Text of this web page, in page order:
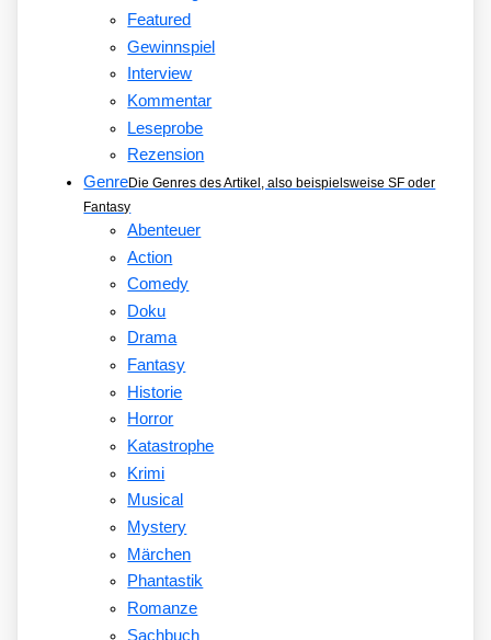
Featured
Gewinnspiel
Interview
Kommentar
Leseprobe
Rezension
GenreDie Genres des Artikel, also beispielsweise SF oder
Fantasy
Abenteuer
Action
Comedy
Doku
Drama
Fantasy
Historie
Horror
Katastrophe
Krimi
Musical
Mystery
Märchen
Phantastik
Romanze
Sachbuch